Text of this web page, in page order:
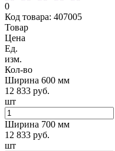
0
Код товара: 407005
Товар
Цена
Ед.
изм.
Кол-во
Ширина 600 мм
12 833 руб.
шт
Ширина 700 мм
12 833 руб.
шт